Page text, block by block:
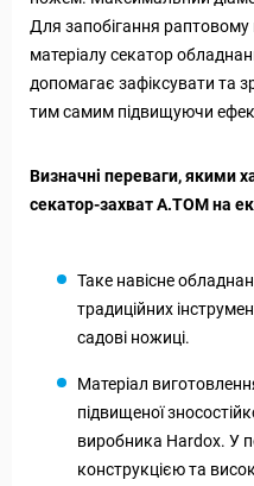
Для запобігання
матеріалу секатор
допомагає зафіксувати та
тим самим підвищуючи
Визначні переваги, якими
секатор-захват А.ТОМ на
Таке навісне
традиційних
садові ножиці.
Матеріал
підвищеної
виробника Hardox. У
конструкцією та